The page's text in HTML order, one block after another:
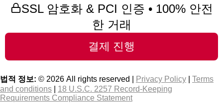
SSL 암호화 & PCI 인증 • 100% 안전
한 거래
법적 정보: © 2026 All rights reserved | Privacy Policy
Terms
and conditions
18 U.S.C. 2257 Record-Keeping
Requirements Compliance Statement